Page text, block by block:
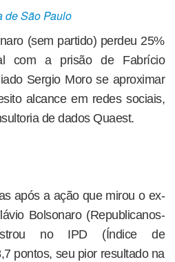
de São Paulo
(sem partido) perdeu 25%
com a prisão de Fabrício
Sergio Moro se aproximar
alcance em redes sociais,
de dados Quaest.
após a ação que mirou o ex-
Bolsonaro (Republicanos-
no IPD (Índice de
pontos, seu pior resultado na